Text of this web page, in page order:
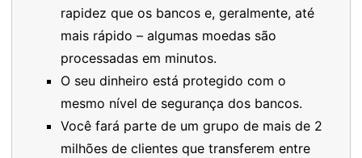
rapidez que os bancos e, geralmente, até
mais rápido – algumas moedas são
processadas em minutos.
O seu dinheiro está protegido com o
mesmo nível de segurança dos bancos.
Você fará parte de um grupo de mais de 2
milhões de clientes que transferem entre